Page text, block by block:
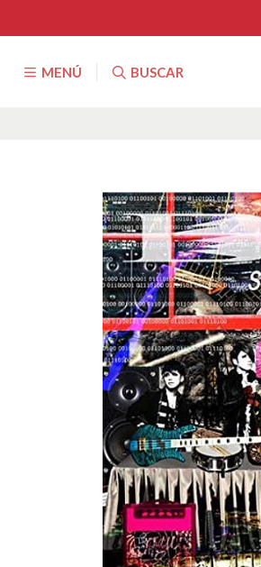
MENÚ BUSCAR